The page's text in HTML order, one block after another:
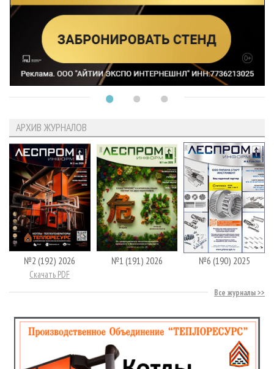
АРХИВ ЖУРНАЛОВ
№2 (192) 2026
Скачать PDF
№1 (191) 2026 №6 (190) 2025
Все журналы